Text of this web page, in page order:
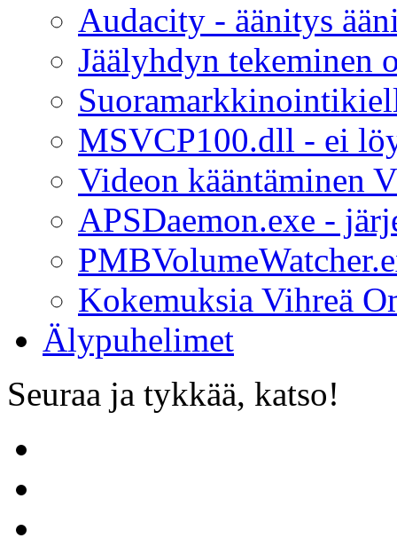
Audacity - äänitys
Jäälyhdyn tekeminen
MSVCP100.dll - ei
Videon kääntäminen
APSDaemon.exe -
Kokemuksia Vihreä
Älypuhelimet
Seuraa ja tykkää, katso!